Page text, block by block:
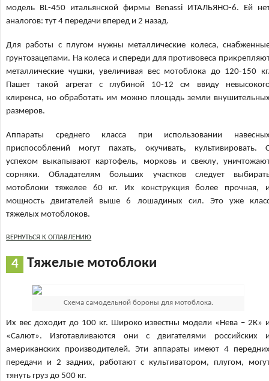
модель BL-450 итальянской фирмы Benassi ИТАЛЬЯНО-6. Ей
аналогов: тут 4 передачи вперед и 2 назад.
Для работы с плугом нужны металлические колеса,
грунтозацепами. На колеса и спереди для противовеса
металлические чушки, увеличивая вес мотоблока до 120-150
Пашет такой агрегат с глубиной 10-12 см ввиду
клиренса, но обработать им можно площадь земли
размеров.
Аппараты среднего класса при использовании
приспособлений могут пахать, окучивать, культивировать.
успехом выкапывают картофель, морковь и свеклу,
сорняки. Обладателям больших участков следует
мотоблоки тяжелее 60 кг. Их конструкция более прочная,
мощность двигателей выше 6 лошадиных сил. Это уже
тяжелых мотоблоков.
ВЕРНУТЬСЯ К ОГЛАВЛЕНИЮ
Тяжелые мотоблоки
Схема самодельной бороны для мотоблока.
Их вес доходит до 100 кг. Широко известны модели «Нева – 2К»
«Салют». Изготавливаются они с двигателями российских
американских производителей. Эти аппараты имеют 4
передачи и 2 задних, работают с культиватором, плугом,
тянуть груз до 500 кг.